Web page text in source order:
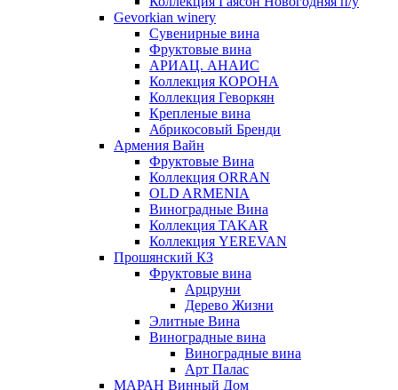
Gevorkian winery
Сувенирные вина
Фруктовые вина
АРИАЦ. АНАИС
Коллекция КОРОНА
Коллекция Геворкян
Крепленые вина
Абрикосовый Бренди
Армения Вайн
Фруктовые Вина
Коллекция ORRAN
OLD ARMENIA
Виноградные Вина
Коллекция TAKAR
Коллекция YEREVAN
Прошянский КЗ
Фруктовые вина
Арцруни
Дерево Жизни
Элитные Вина
Виноградные вина
Виноградные вина
Арт Палас
МАРАН Винный Дом